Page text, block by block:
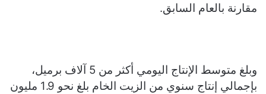
مقارنة بالعام السابق.
وبلغ متوسط الإنتاج اليومي أكثر من 5 آلاف برميل،
بإجمالي إنتاج سنوي من الزيت الخام بلغ نحو 1.9 مليون